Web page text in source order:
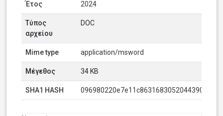
Έτος 2024
Τύπος
αρχείου
DOC
Mime type application/msword
Μέγεθος 34 KB
SHA1 HASH